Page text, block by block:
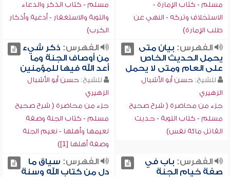
مسلم - كتاب الإمارة -
الاستخلاف وتركه - النهي عن
طلب الإمارة)
مسلم - كتاب الذكر والدعاء
والتوبة والاستغفار - أدعية وأذكار
الكرب)
الفهرس: بيان متى
يحمل الحديث الخاص
على العام ومتى لا يحمل
للشيخ: حسن أبو الأشبال
الزهيري
جزء من محاضرة ( شرح صحيح
مسلم - كتاب التوبة - حديث
القاتل مائة نفس)
الفهرس: ذكر شيء
من أوصاف الجنة وما
أعد الله فيها للمؤمنين
للشيخ: حسن أبو الأشبال
الزهيري
جزء من محاضرة ( شرح صحيح
مسلم - كتاب الجنة وصفة
نعيمها وأهلها - نعيم الجنة
وصفة أهلها [1])
الفهرس: باب في
صفة خيام الجنة
الفهرس: سياق ما
دل من كتاب الله وسنة